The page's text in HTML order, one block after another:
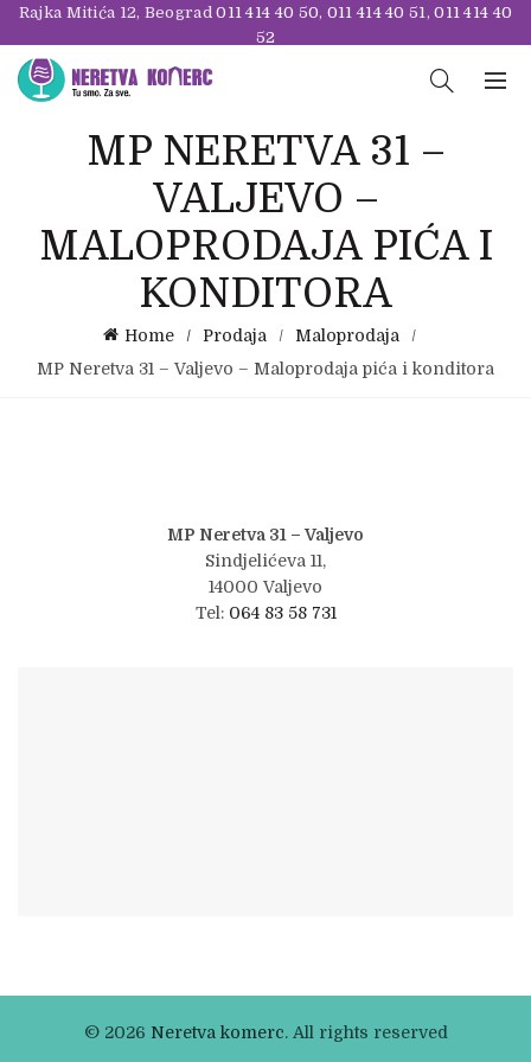
Rajka Mitića 12, Beograd011 414 40 50, 011 414 40 51,011 414 40
52
MP NERETVA 31 –
VALJEVO –
MALOPRODAJA PIĆA I
KONDITORA
Home Prodaja
Maloprodaja
MP Neretva 31 – Valjevo – Maloprodaja pića i konditora
MP Neretva 31 – Valjevo
Sindjelićeva 11,
14000 Valjevo
Tel: 064 83 58 731
© 2026 Neretva komerc. All rights reserved